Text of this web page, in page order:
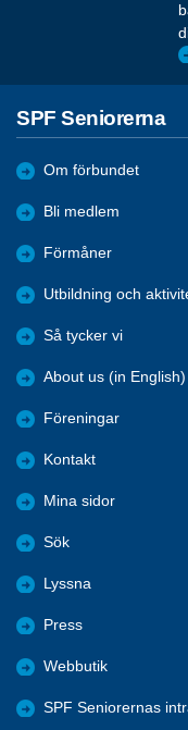
SPF Seniorerna
Om förbundet
Bli medlem
Förmåner
Utbildning och
Så tycker vi
About us (in English)
Föreningar
Kontakt
Mina sidor
Sök
Lyssna
Press
Webbutik
SPF Seniorernas